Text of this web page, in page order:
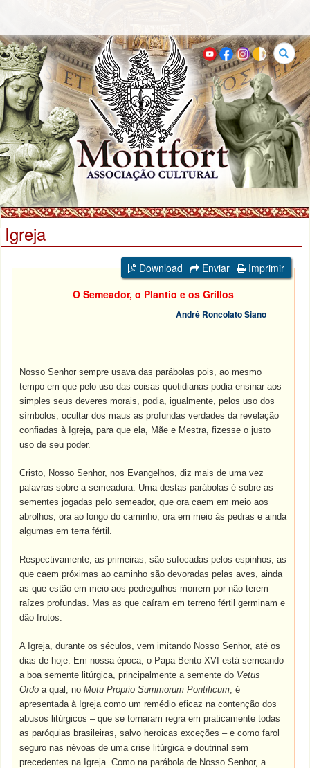
Buscar
Igreja
Download Enviar
Imprimir
O Semeador, o Plantio e os Grillos
André Roncolato Siano
Nosso Senhor sempre usava das parábolas pois, ao mesmo
tempo em que pelo uso das coisas quotidianas podia ensinar aos
simples seus deveres morais, podia, igualmente, pelos uso dos
símbolos, ocultar dos maus as profundas verdades da revelação
confiadas à Igreja, para que ela, Mãe e Mestra, fizesse o justo
uso de seu poder.
Cristo, Nosso Senhor, nos Evangelhos, diz mais de uma vez
palavras sobre a semeadura. Uma destas parábolas é sobre as
sementes jogadas pelo semeador, que ora caem em meio aos
abrolhos, ora ao longo do caminho, ora em meio às pedras e ainda
algumas em terra fértil.
Respectivamente, as primeiras, são sufocadas pelos espinhos, as
que caem próximas ao caminho são devoradas pelas aves, ainda
as que estão em meio aos pedregulhos morrem por não terem
raízes profundas. Mas as que caíram em terreno fértil germinam e
dão frutos.
A Igreja, durante os séculos, vem imitando Nosso Senhor, até os
dias de hoje. Em nossa época, o Papa Bento XVI está semeando
a boa semente litúrgica, principalmente a semente do Vetus
Ordo a qual, noMotu Proprio Summorum Pontificum, é
apresentada à Igreja como um remédio eficaz na contenção dos
abusos litúrgicos – que se tornaram regra em praticamente todas
as paróquias brasileiras, salvo heroicas exceções – e como farol
seguro nas névoas de uma crise litúrgica e doutrinal sem
precedentes na Igreja. Como na parábola de Nosso Senhor, a